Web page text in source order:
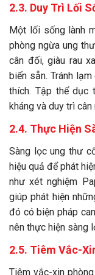
2.3. Duy Trì Lối
Một lối sống lành
phòng ngừa ung
cân đối, giàu rau
biến sẵn. Tránh
thích. Tập thể dục
kháng và duy trì
2.4. Thực Hiện
Sàng lọc ung thư
hiệu quả để phát
như xét nghiệm
giúp phát hiện
đó có biện pháp
nên thực hiện sàng
2.5. Tiêm Vắc-
Tiêm vắc-xin